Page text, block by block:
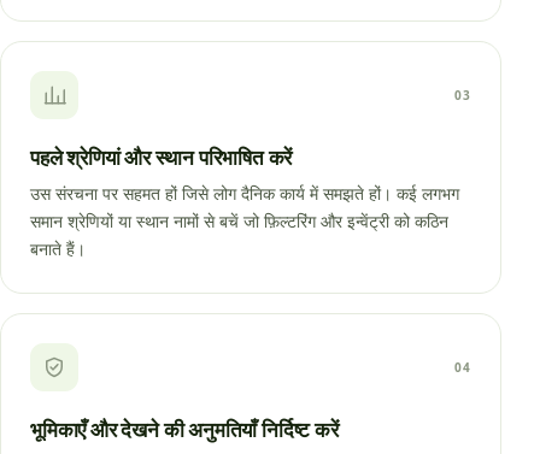
03
पहले श्रेणियां और स्थान परिभाषित करें
उस संरचना पर सहमत हों जिसे लोग दैनिक कार्य में समझते हों। कई लगभग
समान श्रेणियों या स्थान नामों से बचें जो फ़िल्टरिंग और इन्वेंट्री को कठिन
बनाते हैं।
04
भूमिकाएँ और देखने की अनुमतियाँ निर्दिष्ट करें